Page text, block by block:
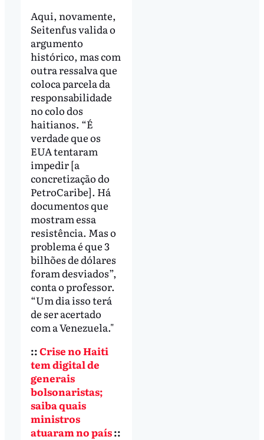
Aqui, novamente,
Seitenfus valida o
argumento
histórico, mas com
outra ressalva que
coloca parcela da
responsabilidade
no colo dos
haitianos. “É
verdade que os
EUA tentaram
impedir [a
concretização do
PetroCaribe]. Há
documentos que
mostram essa
resistência. Mas o
problema é que 3
bilhões de dólares
foram desviados”,
conta o professor.
“Um dia isso terá
de ser acertado
com a Venezuela."
::Crise no Haiti
tem digital de
generais
bolsonaristas;
saiba quais
ministros
atuaram no país::